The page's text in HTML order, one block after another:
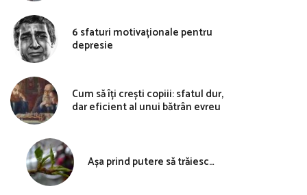
6 sfaturi motivaționale pentru
depresie
Cum să îți crești copiii: sfatul dur,
dar eficient al unui bătrân evreu
Așa prind putere să trăiesc…